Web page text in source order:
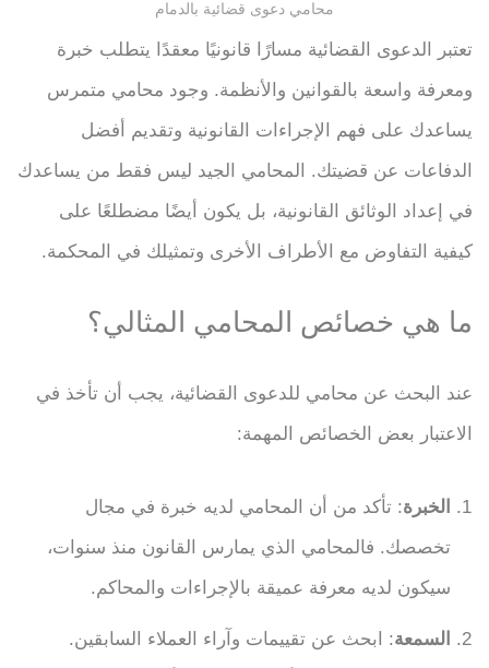
محامي دعوى قضائية بالدمام
تعتبر الدعوى القضائية مسارًا قانونيًا معقدًا يتطلب خبرة
ومعرفة واسعة بالقوانين والأنظمة. وجود محامي متمرس
يساعدك على فهم الإجراءات القانونية وتقديم أفضل
الدفاعات عن قضيتك. المحامي الجيد ليس فقط من يساعدك
في إعداد الوثائق القانونية، بل يكون أيضًا مضطلعًا على
كيفية التفاوض مع الأطراف الأخرى وتمثيلك في المحكمة.
ما هي خصائص المحامي المثالي؟
عند البحث عن محامي للدعوى القضائية، يجب أن تأخذ في
الاعتبار بعض الخصائص المهمة:
الخبرة: تأكد من أن المحامي لديه خبرة في مجال
تخصصك. فالمحامي الذي يمارس القانون منذ سنوات،
سيكون لديه معرفة عميقة بالإجراءات والمحاكم.
السمعة: ابحث عن تقييمات وآراء العملاء السابقين.